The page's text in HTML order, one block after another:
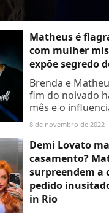
Matheus é
com mulher
expõe segredo
Brenda e
fim do noivado
mês e o
outra mulher em
8 de novembro de 2022
Demi Lovato
casamento?
surpreendem a
pedido
in Rio